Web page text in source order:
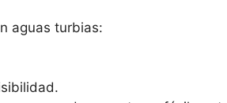
aguas turbias: